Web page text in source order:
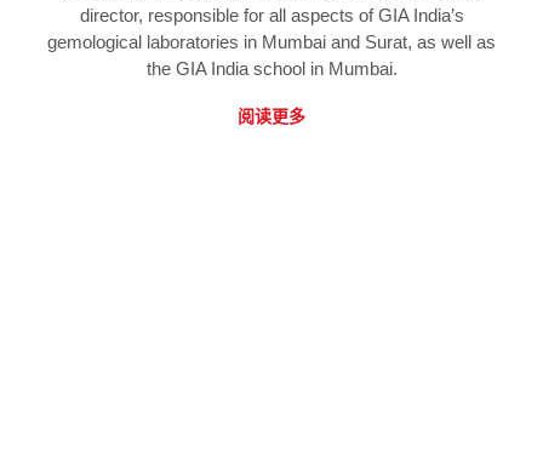
director, responsible for all aspects of GIA India’s
gemological laboratories in Mumbai and Surat, as well as
the GIA India school in Mumbai.
阅读更多